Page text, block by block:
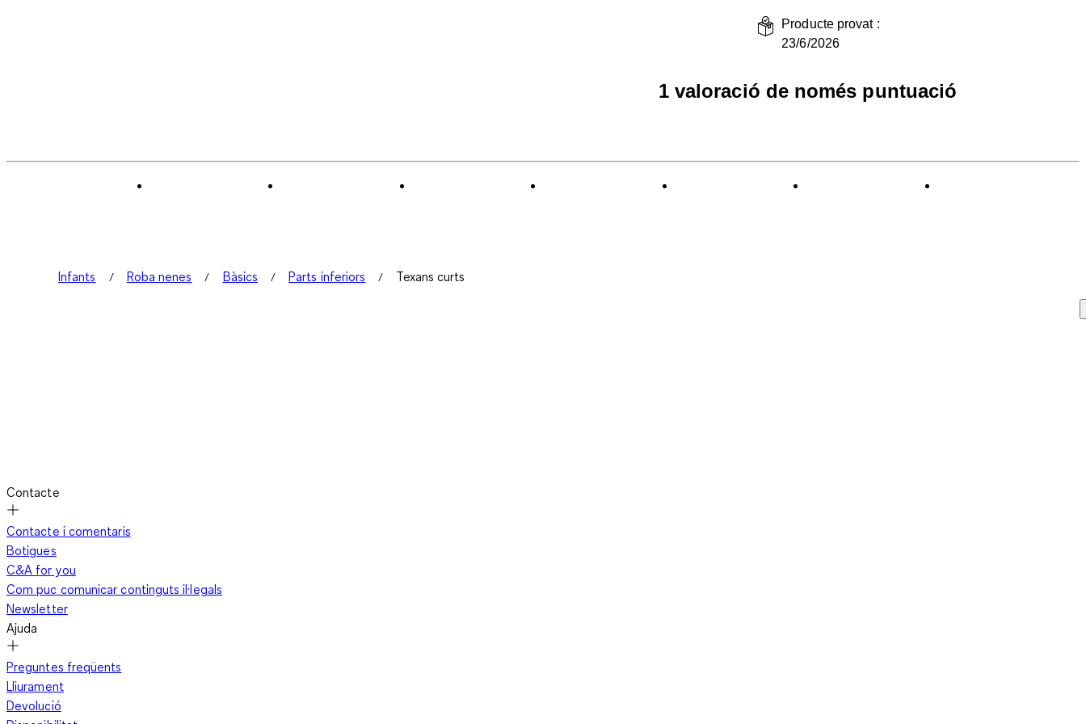
Producte provat :
23/6/2026
1 valoració de només puntuació
Infants Roba nenes Bàsics Parts inferiors Texans curts
Contacte
Contacte i comentaris
Botigues
C&A for you
Com puc comunicar continguts il·legals
Newsletter
Ajuda
Preguntes freqüents
Lliurament
Devolució